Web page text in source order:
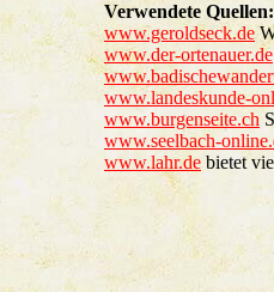
Verwendete Quellen:
www.geroldseck.de
www.der-ortenauer.de
www.landeskunde-
www.burgenseite.ch
www.seelbach-
www.lahr.de bietet